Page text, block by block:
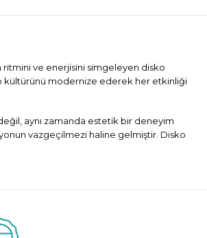
ritmini ve enerjisini simgeleyen disko
kültürünü modernize ederek her etkinliği
aynı zamanda estetik bir deneyim
vazgeçilmezi haline gelmiştir. Disko